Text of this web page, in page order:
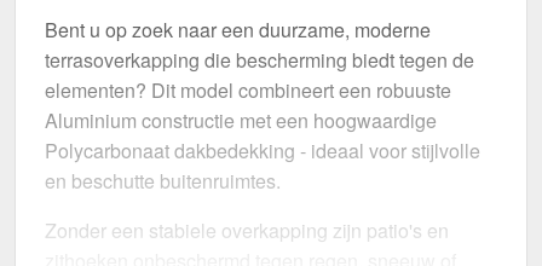
Bent u op zoek naar een duurzame, moderne
terrasoverkapping die bescherming biedt tegen de
elementen? Dit model combineert een robuuste
Aluminium constructie met een hoogwaardige
Polycarbonaat dakbedekking - ideaal voor stijlvolle
en beschutte buitenruimtes.
Zonder een stabiele overkapping zijn patio's en